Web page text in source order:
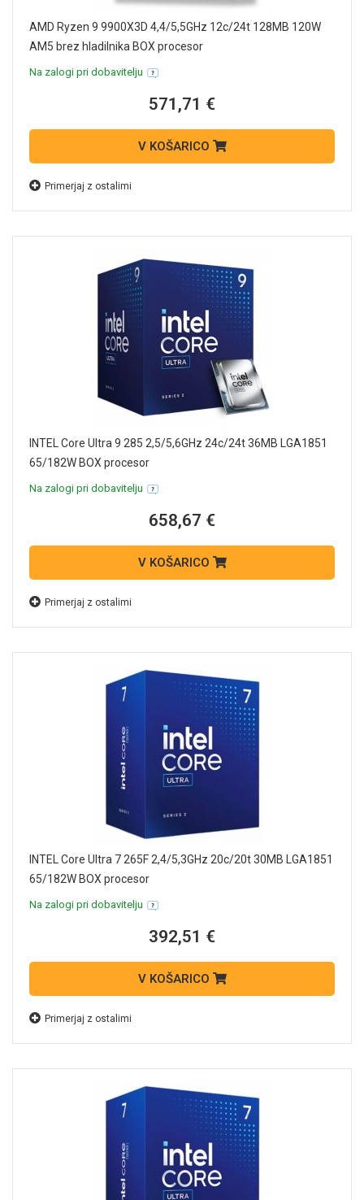
AMD Ryzen 9 9900X3D 4,4/5,5GHz 12c/24t 128MB 120W
AM5 brez hladilnika BOX procesor
Na zalogi pri dobavitelju
571,71 €
V KOŠARICO
Primerjaj z ostalimi
INTEL Core Ultra 9 285 2,5/5,6GHz 24c/24t 36MB LGA1851
65/182W BOX procesor
Na zalogi pri dobavitelju
658,67 €
V KOŠARICO
Primerjaj z ostalimi
INTEL Core Ultra 7 265F 2,4/5,3GHz 20c/20t 30MB LGA1851
65/182W BOX procesor
Na zalogi pri dobavitelju
392,51 €
V KOŠARICO
Primerjaj z ostalimi